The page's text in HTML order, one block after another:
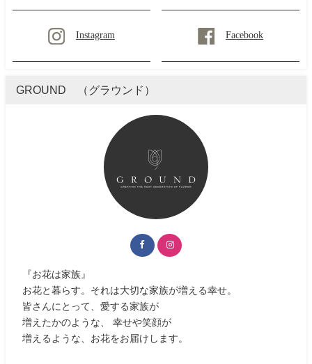
Instagram Facebook
GROUND （グラウンド）
『お花は家族』
お花と暮らす。それは大切な家族が増える幸せ。
皆さんにとって、愛する家族が
増えたかのような、 幸せや笑顔が
増えるような、お花をお届けします。